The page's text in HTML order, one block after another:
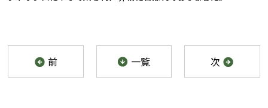
前 一覧 次